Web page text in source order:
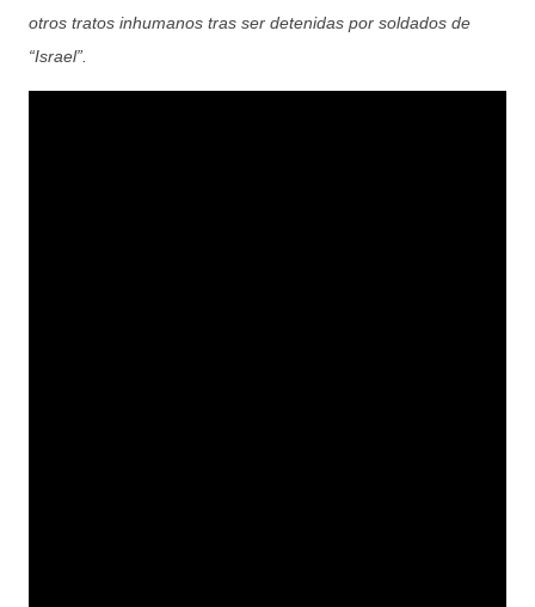
otros tratos inhumanos tras ser detenidas por soldados de
“Israel”.